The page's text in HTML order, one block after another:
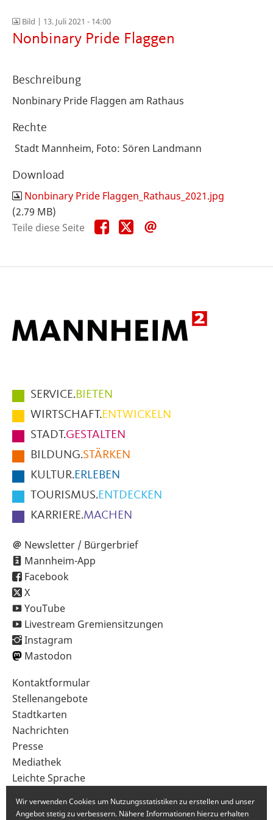
Bild | 13. Juli 2021 - 14:00
Nonbinary Pride Flaggen
Beschreibung
Nonbinary Pride Flaggen am Rathaus
Rechte
Stadt Mannheim, Foto: Sören Landmann
Download
Nonbinary Pride Flaggen_Rathaus_2021.jpg
(2.79 MB)
Teile diese Seite
Teile
diese
Teile
diese
Hauptmenüpunkte
im
Fußbereich
der
Seite
SERVICE.BIETEN
WIRTSCHAFT.ENTWICKELN
STADT.GESTALTEN
BILDUNG.STÄRKEN
KULTUR.ERLEBEN
TOURISMUS.ENTDECKEN
KARRIERE.MACHEN
Newsletter / Bürgerbrief
Mannheim-App
Facebook
X
YouTube
Livestream Gremiensitzungen
Instagram
Mastodon
Sekundärnavigation
im
Fußbereich
Kontaktformular
Stellenangebote
Stadtkarten
Nachrichten
Presse
Mediathek
Leichte Sprache
Wir verwenden Cookies um Nutzungsstatistiken zu erstellen und unser
Angebot stetig zu verbessern. Nähere Informationen hierzu erhalten